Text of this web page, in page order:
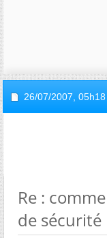
26/07/2007, 05h18
Re :
de sécurité